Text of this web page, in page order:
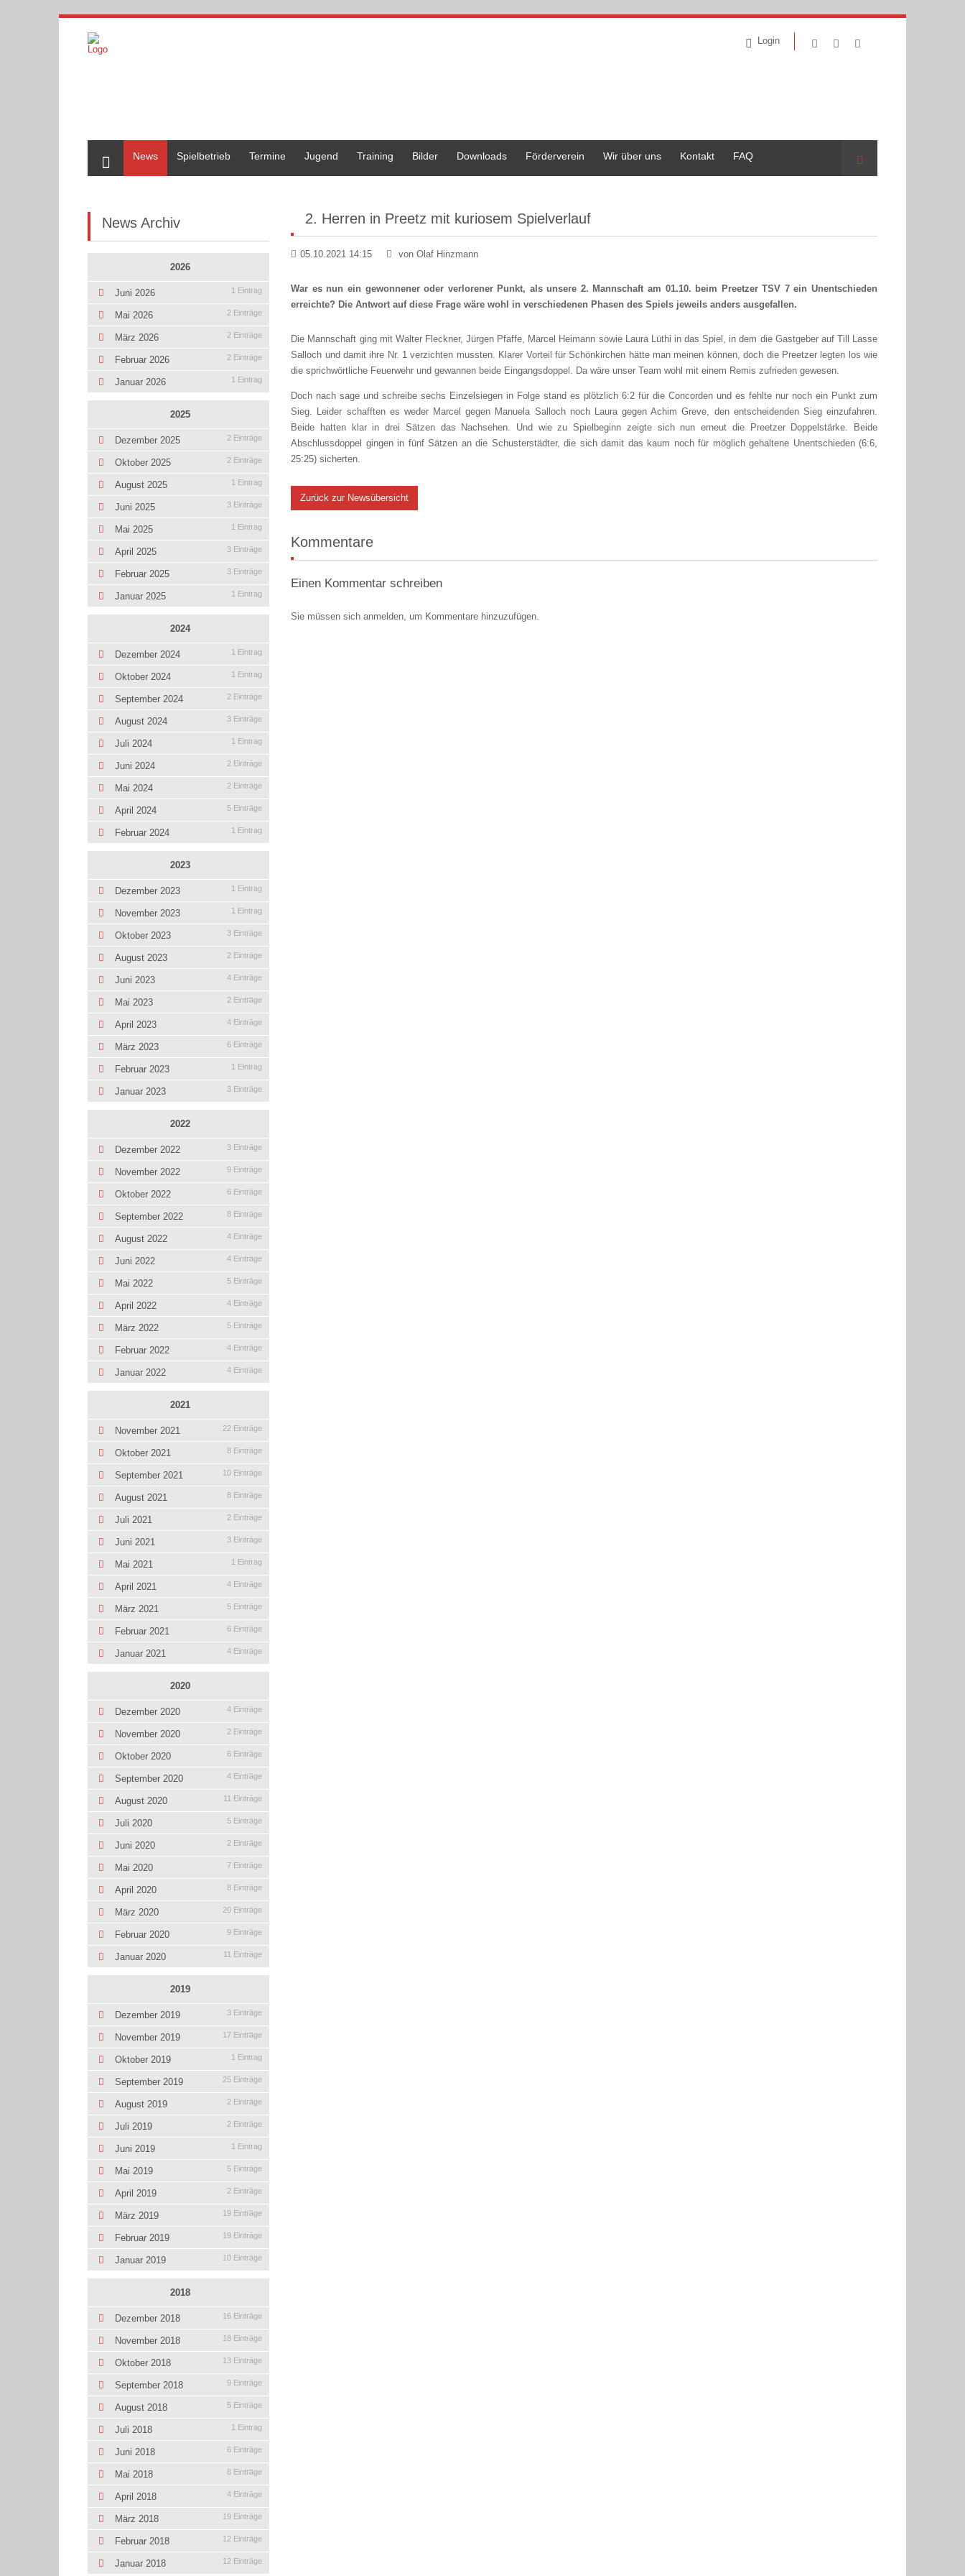
Login
News
Spielbetrieb Termine Jugend Training Bilder Downloads Förderverein Wir über uns Kontakt FAQ Suche
2. Herren in Preetz mit kuriosem Spielverlauf
05.10.2021 14:15 von Olaf Hinzmann
War es nun ein gewonnener oder verlorener Punkt, als unsere 2. Mannschaft am 01.10. beim Preetzer TSV 7 ein Unentschieden
erreichte? Die Antwort auf diese Frage wäre wohl in verschiedenen Phasen des Spiels jeweils anders ausgefallen.
Die Mannschaft ging mit Walter Fleckner, Jürgen Pfaffe, Marcel Heimann sowie Laura Lüthi in das Spiel, in dem die Gastgeber auf Till Lasse
Salloch und damit ihre Nr. 1 verzichten mussten. Klarer Vorteil für Schönkirchen hätte man meinen können, doch die Preetzer legten los wie
die sprichwörtliche Feuerwehr und gewannen beide Eingangsdoppel. Da wäre unser Team wohl mit einem Remis zufrieden gewesen.
Doch nach sage und schreibe sechs Einzelsiegen in Folge stand es plötzlich 6:2 für die Concorden und es fehlte nur noch ein Punkt zum
Sieg. Leider schafften es weder Marcel gegen Manuela Salloch noch Laura gegen Achim Greve, den entscheidenden Sieg einzufahren.
Beide hatten klar in drei Sätzen das Nachsehen. Und wie zu Spielbeginn zeigte sich nun erneut die Preetzer Doppelstärke. Beide
Abschlussdoppel gingen in fünf Sätzen an die Schusterstädter, die sich damit das kaum noch für möglich gehaltene Unentschieden (6:6,
25:25) sicherten.
Zurück zur Newsübersicht
Kommentare
Einen Kommentar schreiben
Sie müssen sich anmelden, um Kommentare hinzuzufügen.
News Archiv
2026
Juni 2026 1 Eintrag
Mai 2026 2 Einträge
März 2026 2 Einträge
Februar 2026 2 Einträge
Januar 2026 1 Eintrag
2025
Dezember 2025 2 Einträge
Oktober 2025 2 Einträge
August 2025 1 Eintrag
Juni 2025 3 Einträge
Mai 2025 1 Eintrag
April 2025 3 Einträge
Februar 2025 3 Einträge
Januar 2025 1 Eintrag
2024
Dezember 2024 1 Eintrag
Oktober 2024 1 Eintrag
September 2024 2 Einträge
August 2024 3 Einträge
Juli 2024 1 Eintrag
Juni 2024 2 Einträge
Mai 2024 2 Einträge
April 2024 5 Einträge
Februar 2024 1 Eintrag
2023
Dezember 2023 1 Eintrag
November 2023 1 Eintrag
Oktober 2023 3 Einträge
August 2023 2 Einträge
Juni 2023 4 Einträge
Mai 2023 2 Einträge
April 2023 4 Einträge
März 2023 6 Einträge
Februar 2023 1 Eintrag
Januar 2023 3 Einträge
2022
Dezember 2022 3 Einträge
November 2022 9 Einträge
Oktober 2022 6 Einträge
September 2022 8 Einträge
August 2022 4 Einträge
Juni 2022 4 Einträge
Mai 2022 5 Einträge
April 2022 4 Einträge
März 2022 5 Einträge
Februar 2022 4 Einträge
Januar 2022 4 Einträge
2021
November 2021 22 Einträge
Oktober 2021 8 Einträge
September 2021 10 Einträge
August 2021 8 Einträge
Juli 2021 2 Einträge
Juni 2021 3 Einträge
Mai 2021 1 Eintrag
April 2021 4 Einträge
März 2021 5 Einträge
Februar 2021 6 Einträge
Januar 2021 4 Einträge
2020
Dezember 2020 4 Einträge
November 2020 2 Einträge
Oktober 2020 6 Einträge
September 2020 4 Einträge
August 2020 11 Einträge
Juli 2020 5 Einträge
Juni 2020 2 Einträge
Mai 2020 7 Einträge
April 2020 8 Einträge
März 2020 20 Einträge
Februar 2020 9 Einträge
Januar 2020 11 Einträge
2019
Dezember 2019 3 Einträge
November 2019 17 Einträge
Oktober 2019 1 Eintrag
September 2019 25 Einträge
August 2019 2 Einträge
Juli 2019 2 Einträge
Juni 2019 1 Eintrag
Mai 2019 5 Einträge
April 2019 2 Einträge
März 2019 19 Einträge
Februar 2019 19 Einträge
Januar 2019 10 Einträge
2018
Dezember 2018 16 Einträge
November 2018 18 Einträge
Oktober 2018 13 Einträge
September 2018 9 Einträge
August 2018 5 Einträge
Juli 2018 1 Eintrag
Juni 2018 6 Einträge
Mai 2018 8 Einträge
April 2018 4 Einträge
März 2018 19 Einträge
Februar 2018 12 Einträge
Januar 2018 12 Einträge